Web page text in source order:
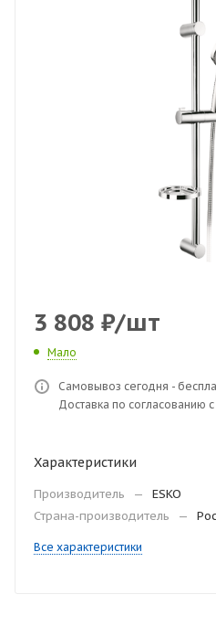
3 808 ₽/шт
Мало
Самовывоз сегодня -
Доставка по согласованию
Характеристики
Производитель —
ESKO
Страна-производитель
—
Все характеристики